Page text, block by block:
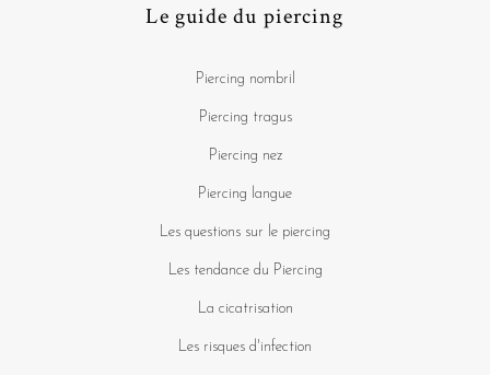
Le guide du piercing
Piercing nombril
Piercing tragus
Piercing nez
Piercing langue
Les questions sur le piercing
Les tendance du Piercing
La cicatrisation
Les risques d'infection